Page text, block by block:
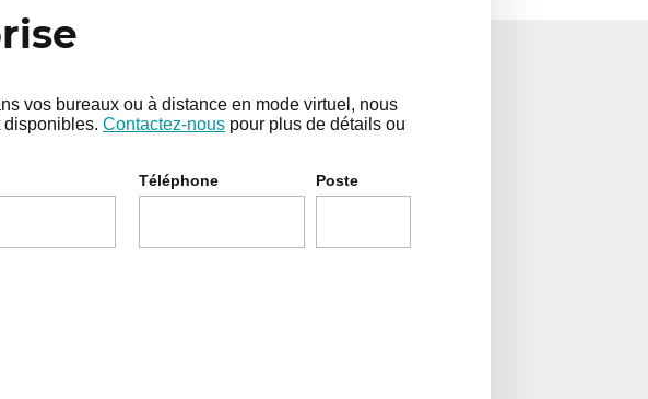
vos bureaux ou à distance en mode virtuel, nous
disponibles. Contactez-nous pour plus de détails ou
Téléphone Poste